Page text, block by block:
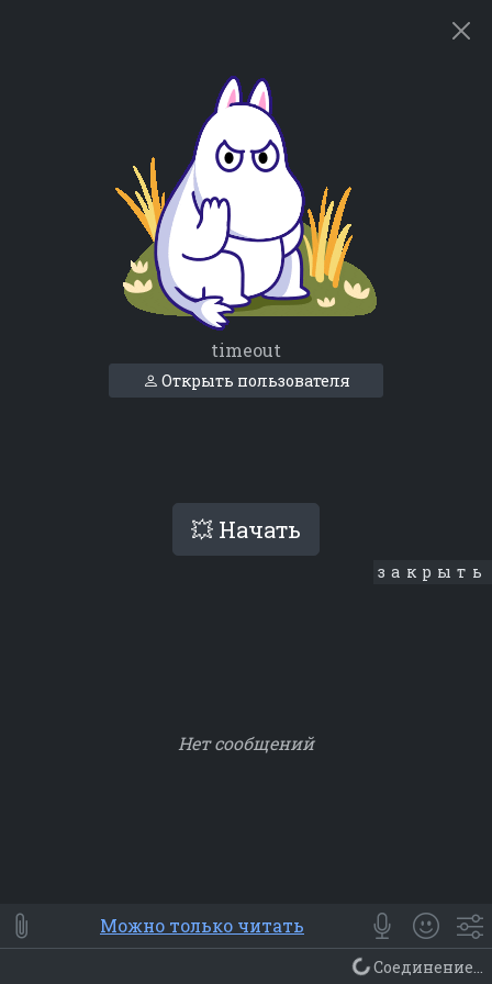
timeout
Открыть пользователя
💥 Начать
закрыть
Нет сообщений
⭐ Мои Smile
😀 Emoji
Смайлики
Люди Животные Еда Объекты
Можно только читать
Соединение...